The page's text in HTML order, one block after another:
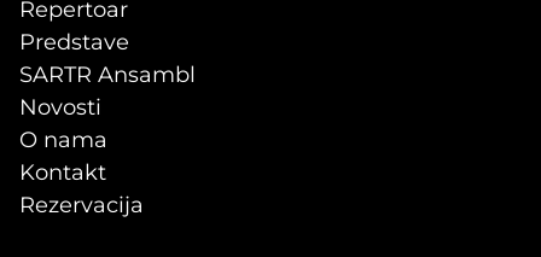
Repertoar
Predstave
SARTR Ansambl
Novosti
O nama
Kontakt
Rezervacija